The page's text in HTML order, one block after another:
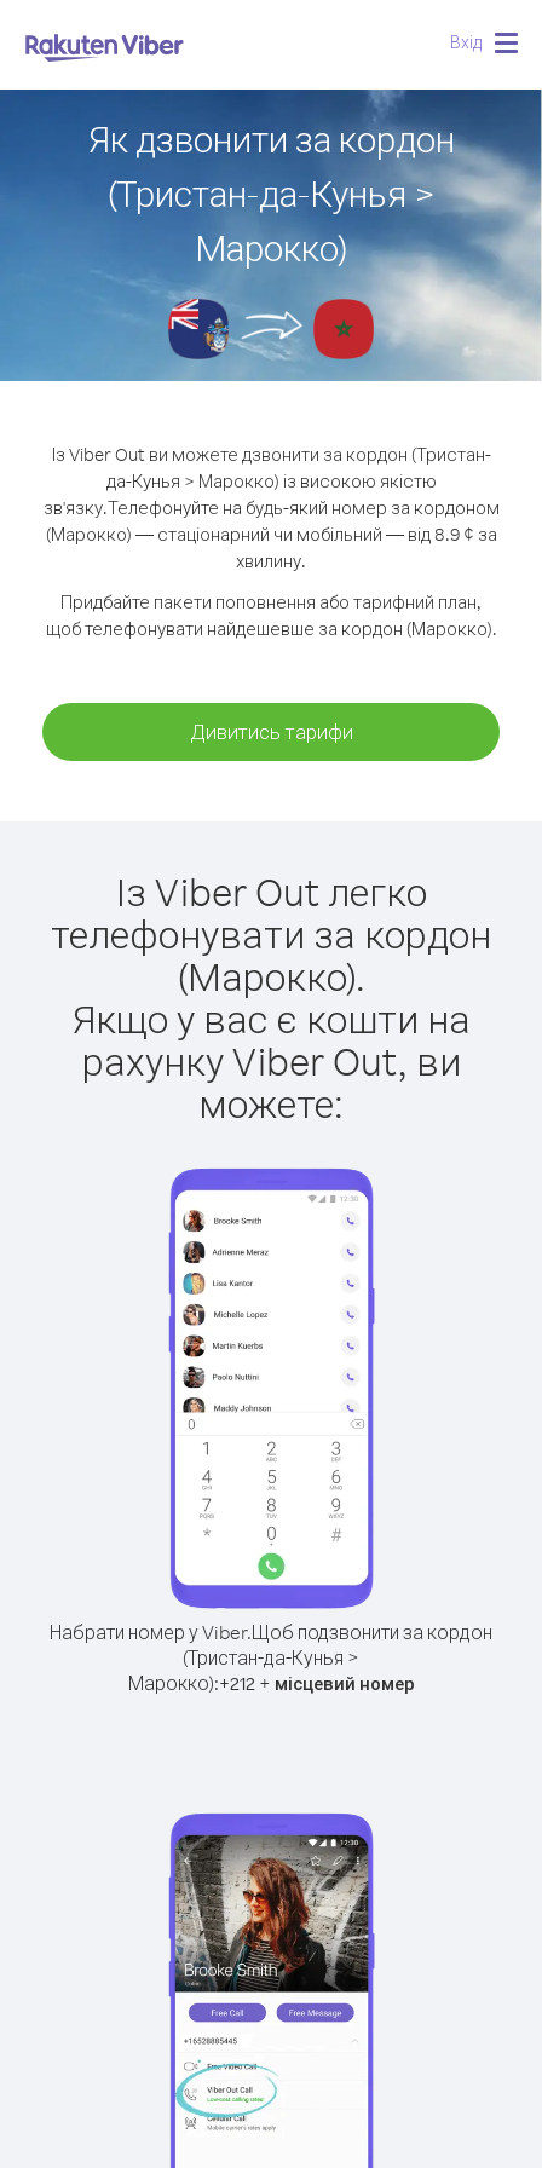
Вхід
Як дзвонити за кордон
(Тристан-да-Кунья >
Марокко)
Із Viber Out ви можете дзвонити за кордон (Тристан-
да-Кунья > Марокко) із високою якістю
зв'язку.Телефонуйте на будь-який номер за кордоном
(Марокко) — стаціонарний чи мобільний — від 8.9 ¢ за
хвилину.
Придбайте пакети поповнення або тарифний план,
щоб телефонувати найдешевше за кордон (Марокко).
Дивитись тарифи
Із Viber Out легко
телефонувати за кордон
(Марокко).
Якщо у вас є кошти на
рахунку Viber Out, ви
можете:
Набрати номер у Viber.Щоб подзвонити за кордон
(Тристан-да-Кунья >
Марокко):+212+ місцевий номер